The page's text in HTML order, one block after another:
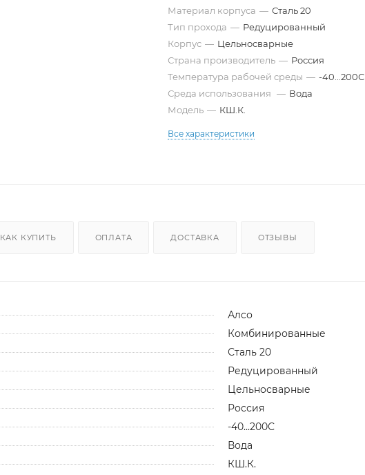
Материал корпуса — Сталь 20
Тип прохода — Редуцированный
Корпус — Цельносварные
Страна производитель — Россия
Температура рабочей среды — -40...200С
Среда использования — Вода
Модель — КШ.К.
Все характеристики
КАК КУПИТЬ ОПЛАТА ДОСТАВКА ОТЗЫВЫ
Алсо
Комбинированные
Сталь 20
Редуцированный
Цельносварные
Россия
-40...200С
Вода
КШ.К.